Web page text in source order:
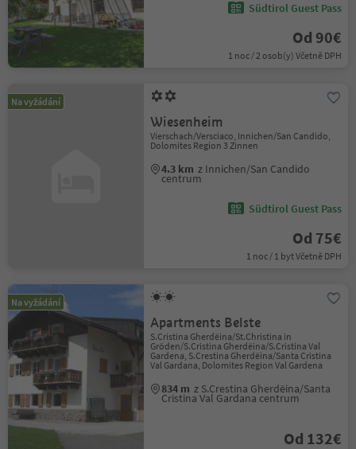
Südtirol Guest Pass
Od 90€
1 noc / 2 osob(y) Včetně DPH
Na vyžádání
Wiesenheim
Vierschach/Versciaco, Innichen/San Candido,
Dolomites Region 3 Zinnen
4.3 km z Innichen/San Candido
centrum
Südtirol Guest Pass
Od 75€
1 noc / 1 byt Včetně DPH
Na vyžádání
Apartments Belste
S.Cristina Gherdëina/St.Christina in
Gröden/S.Cristina Gherdëina/S.Cristina Val
Gardena, S.Crestina Gherdëina/Santa Cristina
Val Gardana, Dolomites Region Val Gardena
834 m z S.Crestina Gherdëina/Santa
Cristina Val Gardana centrum
Od 132€